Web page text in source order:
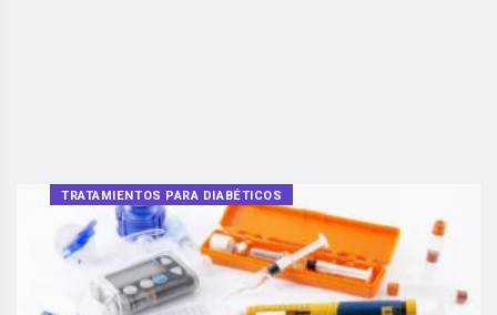
TRATAMIENTOS PARA DIABÉTICOS